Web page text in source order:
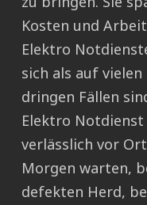
Kosten und
Elektro
sich als auf
dringen Fällen
Elektro Notdienst
verlässlich vor
Morgen warten,
defekten Herd,